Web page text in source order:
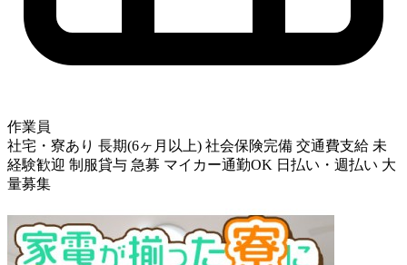
作業員
社宅・寮あり 長期(6ヶ月以上) 社会保険完備 交通費支給 未
経験歓迎 制服貸与 急募 マイカー通勤OK 日払い・週払い 大
量募集